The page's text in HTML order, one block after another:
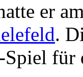
er
.
Spiel für